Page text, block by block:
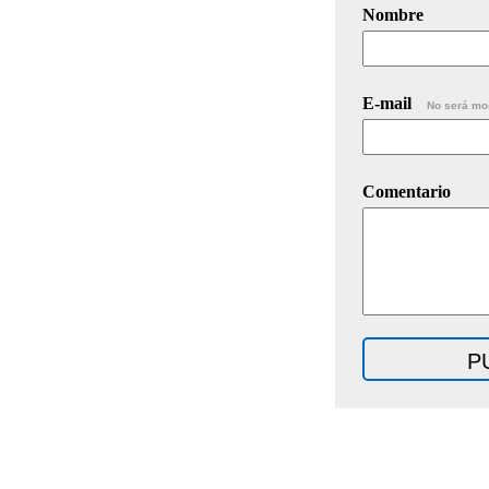
Nombre
E-mail No será
Comentario